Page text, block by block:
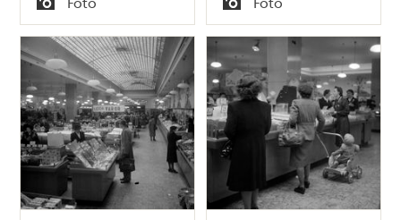
Typ
dalahäst ovanpå
Typ